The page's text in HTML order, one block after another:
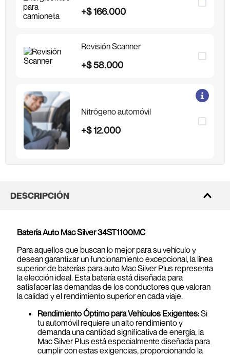
+$166.000
Revisión Scanner
+$58.000
Nitrógeno automóvil
+$12.000
DESCRIPCIÓN
Batería Auto Mac Silver 34ST1100MC
Para aquellos que buscan lo mejor para su vehículo y
desean garantizar un funcionamiento excepcional, la línea
superior de baterías para auto Mac Silver Plus representa
la elección ideal. Esta batería está diseñada para
satisfacer las demandas de los conductores que valoran
la calidad y el rendimiento superior en cada viaje.
Rendimiento Óptimo para Vehículos Exigentes:Si
tu automóvil requiere un alto rendimiento y
demanda una cantidad significativa de energía, la
Mac Silver Plus está especialmente diseñada para
cumplir con estas exigencias, proporcionando la